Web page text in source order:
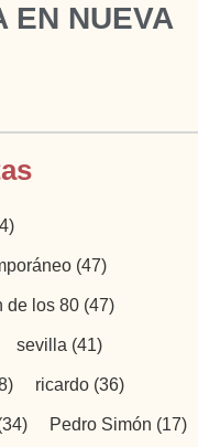
EN NUEVA
(47)
de los 80 (47)
sevilla (41)
ricardo (36)
Pedro Simón (17)